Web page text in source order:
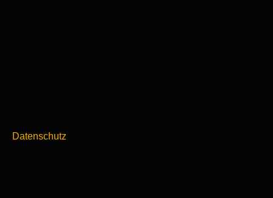
Datenschutz